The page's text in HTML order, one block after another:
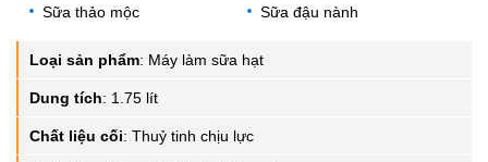
Sữa thảo mộc
Sữa đậu nành
Loại sản phẩm: Máy làm sữa hạt
Dung tích: 1.75 lít
Chất liệu cối: Thuỷ tinh chịu lực